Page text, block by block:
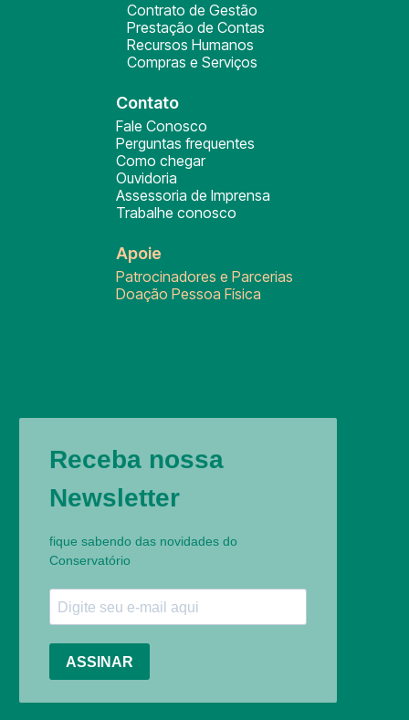
Contrato de Gestão
Prestação de Contas
Recursos Humanos
Compras e Serviços
Contato
Fale Conosco
Perguntas frequentes
Como chegar
Ouvidoria
Assessoria de Imprensa
Trabalhe conosco
Apoie
Patrocinadores e Parcerias
Doação Pessoa Física